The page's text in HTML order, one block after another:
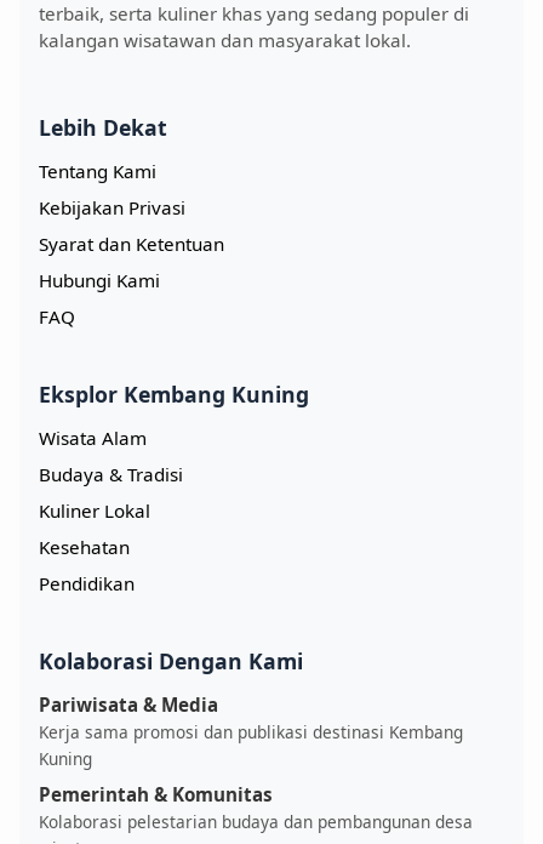
terbaik, serta kuliner khas yang sedang populer di
kalangan wisatawan dan masyarakat lokal.
Lebih Dekat
Tentang Kami
Kebijakan Privasi
Syarat dan Ketentuan
Hubungi Kami
FAQ
Eksplor Kembang Kuning
Wisata Alam
Budaya & Tradisi
Kuliner Lokal
Kesehatan
Pendidikan
Kolaborasi Dengan Kami
Pariwisata & Media
Kerja sama promosi dan publikasi destinasi Kembang
Kuning
Pemerintah & Komunitas
Kolaborasi pelestarian budaya dan pembangunan desa